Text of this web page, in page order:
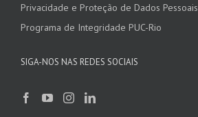
Privacidade e Proteção de Dados Pessoais
Programa de Integridade PUC-Rio
SIGA-NOS NAS REDES SOCIAIS